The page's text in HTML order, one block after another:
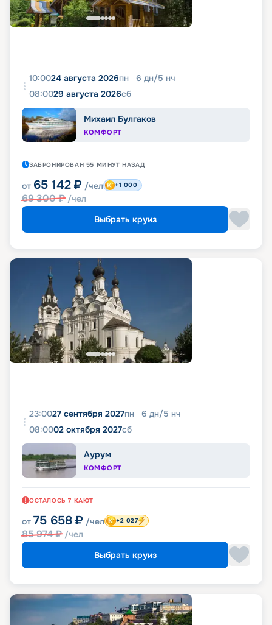
10:0024 августа 2026пн 6 дн/5 нч
08:0029 августа 2026сб
Михаил Булгаков
КОМФОРТ
ЗАБРОНИРОВАН 55 МИНУТ НАЗАД
от 65 142 ₽ /чел
69 300₽ /чел
+1 000
Выбрать круиз
23:0027 сентября 2027пн 6 дн/5 нч
08:0002 октября 2027сб
Аурум
КОМФОРТ
ОСТАЛОСЬ 7 КАЮТ
от 75 658 ₽ /чел
85 974₽ /чел
+2 027
Выбрать круиз